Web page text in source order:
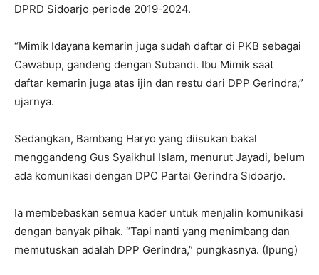
DPRD Sidoarjo periode 2019-2024.
“Mimik Idayana kemarin juga sudah daftar di PKB sebagai
Cawabup, gandeng dengan Subandi. Ibu Mimik saat
daftar kemarin juga atas ijin dan restu dari DPP Gerindra,”
ujarnya.
Sedangkan, Bambang Haryo yang diisukan bakal
menggandeng Gus Syaikhul Islam, menurut Jayadi, belum
ada komunikasi dengan DPC Partai Gerindra Sidoarjo.
Ia membebaskan semua kader untuk menjalin komunikasi
dengan banyak pihak. “Tapi nanti yang menimbang dan
memutuskan adalah DPP Gerindra,” pungkasnya. (Ipung)